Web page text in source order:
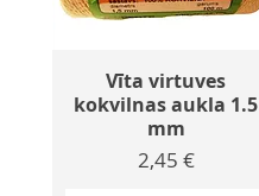
Vīta virtuves
kokvilnas aukla 1.5
mm
Cena
2,45 €